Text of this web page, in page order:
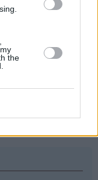
the
rørt! ❤️ Isåfall
deg og de fine